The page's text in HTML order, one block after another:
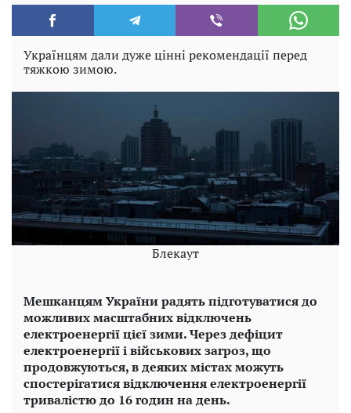
Українцям дали дуже цінні рекомендації перед
тяжкою зимою.
Блекаут
Мешканцям України радять підготуватися до
можливих масштабних відключень
електроенергії цієї зими. Через дефіцит
електроенергії і військових загроз, що
продовжуються, в деяких містах можуть
спостерігатися відключення електроенергії
тривалістю до 16 годин на день.